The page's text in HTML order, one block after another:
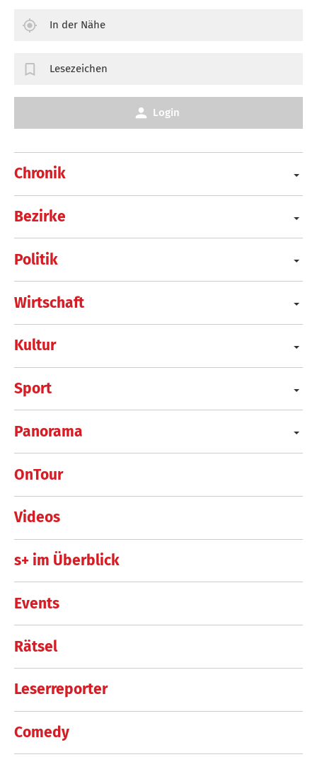
Chronik
Bezirke
Politik
Wirtschaft
Kultur
Sport
Panorama
OnTour
Videos
s+ im Überblick
Events
Rätsel
Leserreporter
Comedy
In der Nähe
Lesezeichen
Login